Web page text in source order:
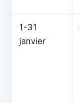
1-31
janvier